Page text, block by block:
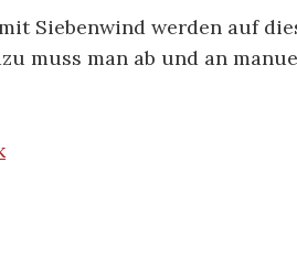
Siebenwind werden auf
muss man ab und an